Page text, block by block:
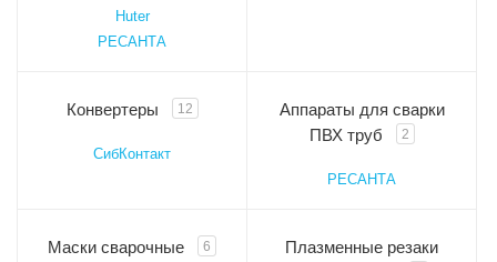
Huter
РЕСАНТА
Конвертеры 12
СибКонтакт
Аппараты для сварки
ПВХ труб
2
РЕСАНТА
Маски сварочные 6
Плазменные резаки